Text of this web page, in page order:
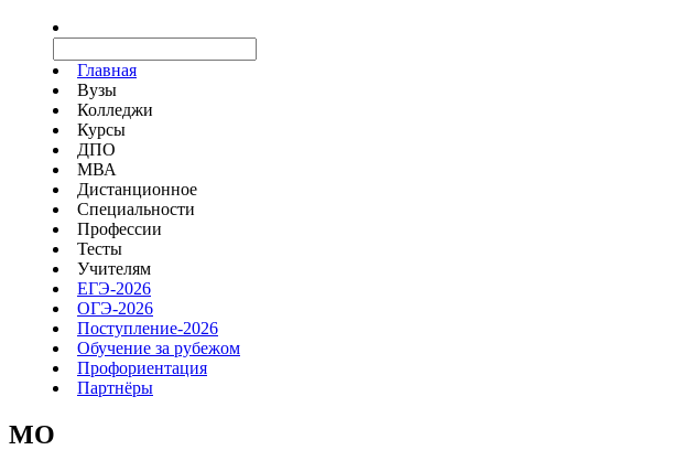
Главная
Вузы
Колледжи
Курсы
ДПО
МВА
Дистанционное
Специальности
Профессии
Тесты
Учителям
ЕГЭ-2026
ОГЭ-2026
Поступление-2026
Обучение за рубежом
Профориентация
Партнёры
MO